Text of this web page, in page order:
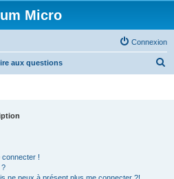
Micro
Connexion
aux questions
!
?